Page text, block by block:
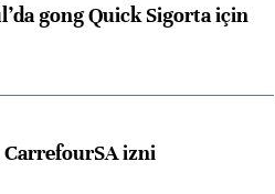
gong Quick Sigorta için
CarrefourSA izni